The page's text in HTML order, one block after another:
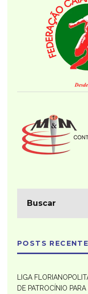
POSTS
LIGA
DE PATROCÍNIO